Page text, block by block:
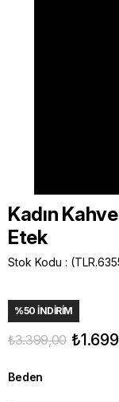
Kadın
Etek
Stok Kodu
%50 İNDIRIM
₺3.399,00
Beden